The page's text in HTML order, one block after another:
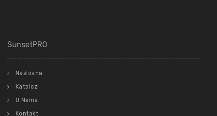
SunsetPRO
Naslovna
Katalozi
O Nama
Kontakt